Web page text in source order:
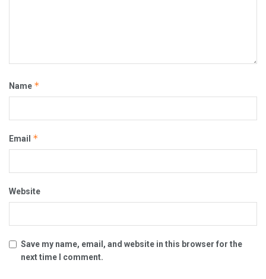
Name *
Email *
Website
Save my name, email, and website in this browser for the
next time I comment.